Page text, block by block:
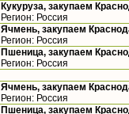
Кукуруза, закупаем
Регион: Россия
Ячмень, закупаем
Регион: Россия
Пшеница, закупаем
Регион: Россия
Ячмень, закупаем
Регион: Россия
Пшеница, закупаем